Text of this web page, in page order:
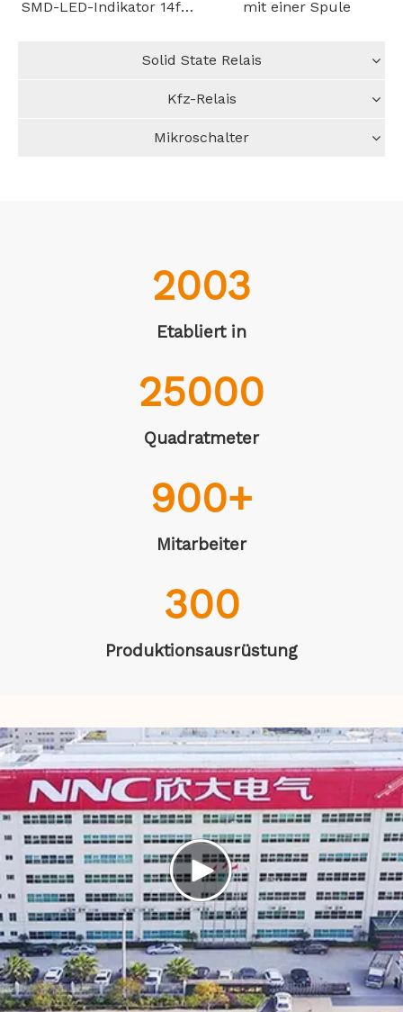
SMD-LED-Indikator 14ft- mit einer Spule
Solid State Relais
Kfz-Relais
Mikroschalter
2003
Etabliert in
25000
Quadratmeter
900+
Mitarbeiter
300
Produktionsausrüstung